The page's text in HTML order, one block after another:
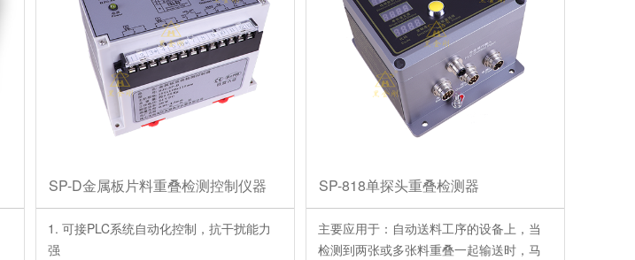
SP-D金属板片料重叠检测控制仪器
1. 可接PLC系统自动化控制，抗干扰能力
强
SP-818单探头重叠检测器
主要应用于：自动送料工序的设备上，当
检测到两张或多张料重叠一起输送时，马